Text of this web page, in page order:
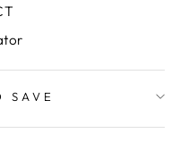
SAVE